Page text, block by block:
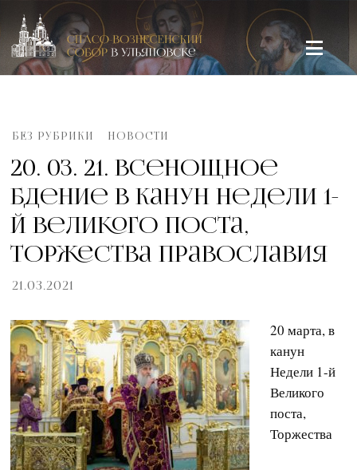
Спасо-Вознесенский кафедральный собор в Ульяновске
БЕЗ РУБРИКИ НОВОСТИ
20. 03. 21. Всенощное
бдение в канун Недели 1-
й Великого поста,
Торжества Православия
21.03.2021
20 марта, в
канун
Недели 1-й
Великого
поста,
Торжества